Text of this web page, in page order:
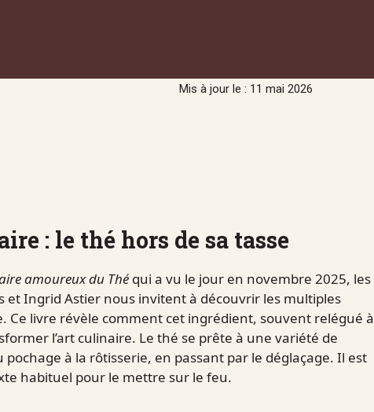
Mis à jour le : 11 mai 2026
: le thé hors de sa tasse
amoureux du Thé qui a vu le jour en novembre 2025, les
et Ingrid Astier nous invitent à découvrir les multiples
Ce livre révèle comment cet ingrédient, souvent relégué à
l’art culinaire. Le thé se prête à une variété de
à la rôtisserie, en passant par le déglaçage. Il est
habituel pour le mettre sur le feu.